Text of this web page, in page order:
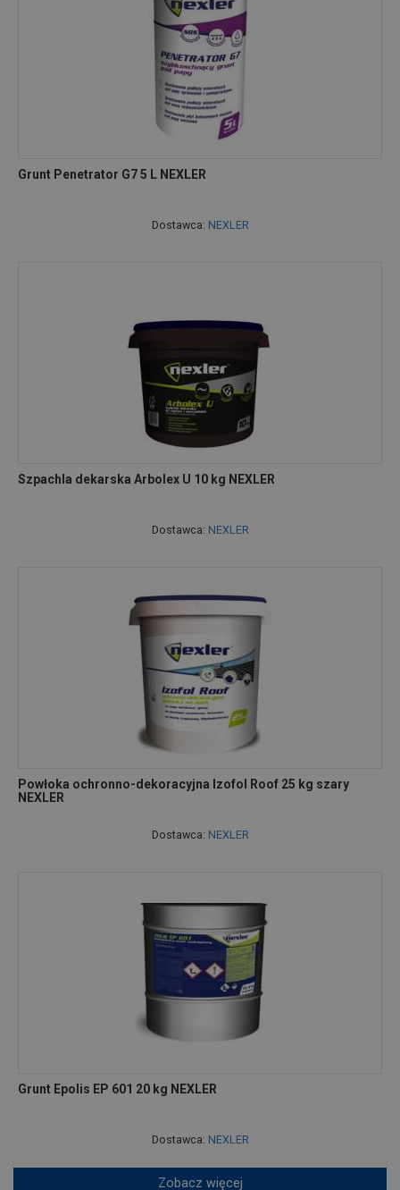
Grunt Penetrator G7 5 L NEXLER
Dostawca: NEXLER
Szpachla dekarska Arbolex U 10 kg NEXLER
Dostawca: NEXLER
Powłoka ochronno-dekoracyjna Izofol Roof 25 kg szary
NEXLER
Dostawca: NEXLER
Grunt Epolis EP 601 20 kg NEXLER
Dostawca: NEXLER
Zobacz więcej